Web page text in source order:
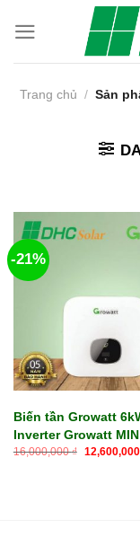
qua
nội
Trang chủ / Sản
-21%
Biến tần Growatt
Inverter Growatt
X
16,000,000₫ Giá
12,600,000